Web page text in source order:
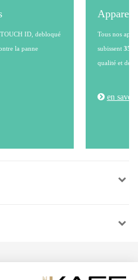
ID, debloqué
la panne
Appareil
Tous nos
subissent 35
qualité et de
en